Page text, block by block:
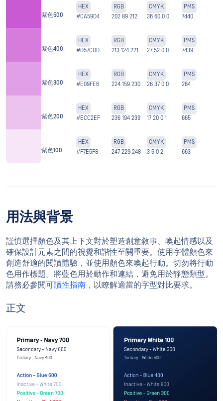
紫色500
HEX
#CA59D4
RGB
202 89 212
CMYK
36 60 0 0
PMS
7440
紫色400
HEX
#D57CDD
RGB
213 124 221
CMYK
27 52 0 0
PMS
7439
紫色300
HEX
#E09FE6
RGB
224 159 230
CMYK
26 37 0 0
PMS
264
紫色200
HEX
#ECC2EF
RGB
236 194 239
CMYK
17 20 0 1
PMS
665
紫色100
HEX
#F7E5F8
RGB
247 229 248
CMYK
3 6 0 2
PMS
663
用法與背景
謹慎選擇顏色及其上下文對於塑造創意敘事、喚起情感以及
確保設計元素之間的視覺和諧性至關重要。使用字體顏色來
創造舒適的閱讀體驗，並使用顏色來喚起行動。切勿將行動
色用作標題。將藍色用於動作和連結，避免用於靜態類型。
請務必參閱可讀性指南 ，以瞭解適當的字型對比要求。
正文